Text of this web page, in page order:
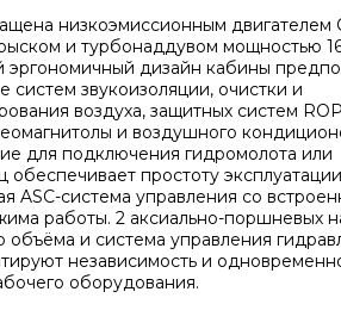
низкоэмиссионным двигателем
и турбонаддувом мощностью
эргономичный дизайн кабины
систем звукоизоляции, очистки и
воздуха, защитных систем
и воздушного
для подключения гидромолота или
обеспечивает простоту
ASC-система управления со
работы. 2 аксиально-поршневых
объёма и система управления
независимость и
оборудования.